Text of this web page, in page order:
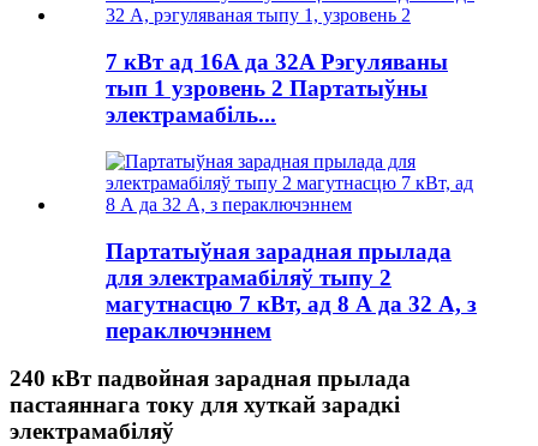
7 кВт ад 16A да 32A Рэгуляваны
тып 1 узровень 2 Партатыўны
электрамабіль...
Партатыўная зарадная прылада
для электрамабіляў тыпу 2
магутнасцю 7 кВт, ад 8 А да 32 А, з
пераключэннем
240 кВт падвойная зарадная прылада
пастаяннага току для хуткай зарадкі
электрамабіляў